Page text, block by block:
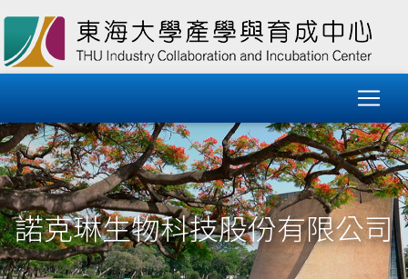
諾克琳生物科技股份有限公司